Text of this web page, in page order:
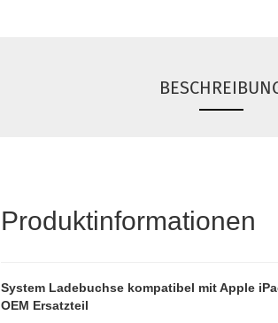
Produktinformationen
System Ladebuchse kompatibel mit Apple
OEM Ersatzteil